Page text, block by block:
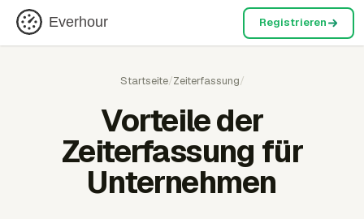
Everhour Registrieren
Startseite/Zeiterfassung/
Vorteile der
Zeiterfassung für
Unternehmen